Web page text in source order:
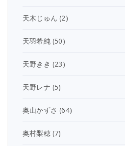
天木じゅん (2)
天羽希純(50)
天野きき (23)
天野レナ (5)
奥山かずさ (64)
奥村梨穂(7)